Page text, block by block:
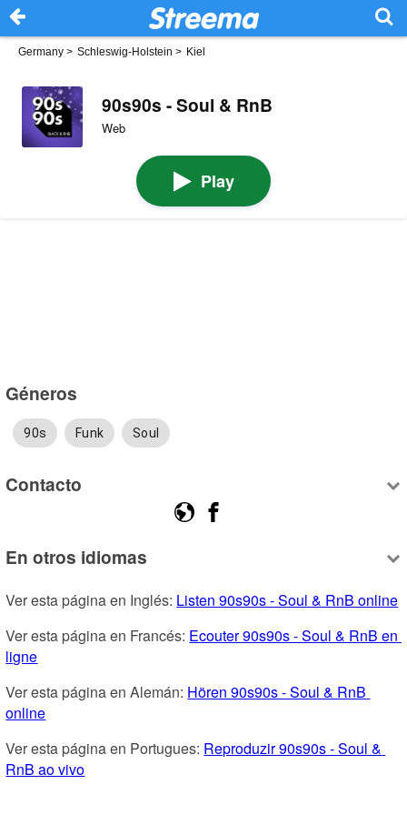
Germany > Schleswig-Holstein > Kiel
90s90s - Soul & RnB
Web
Play
Géneros
90s Funk Soul
Contacto
En otros idiomas
Ver esta página en Inglés: Listen 90s90s - Soul & RnB online
Ver esta página en Francés: Ecouter 90s90s - Soul & RnB en
ligne
Ver esta página en Alemán: Hören 90s90s - Soul & RnB
online
Ver esta página en Portugues: Reproduzir 90s90s - Soul &
RnB ao vivo